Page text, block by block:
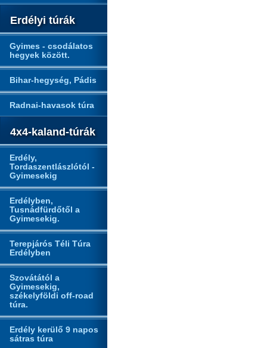
Erdélyi túrák
Gyimes - csodálatos
hegyek között.
Bihar-hegység, Pádis
Radnai-havasok túra
4x4-kaland-túrák
Erdély,
Tordaszentlászlótól -
Gyimesekig
Erdélyben,
Tusnádfürdőtől a
Gyimesekig.
Terepjárós Téli Túra
Erdélyben
Szovátától a
Gyimesekig,
székelyföldi off-road
túra.
Erdély kerülő 9 napos
sátras túra